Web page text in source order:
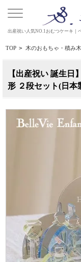
出産祝い人気NO.1おむつケーキ｜
TOP > 木のおもちゃ・積み木
【出産祝い 誕生日
形 ２段セット(日本